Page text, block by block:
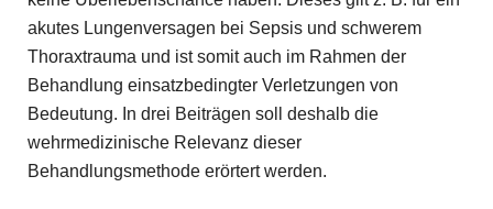
akutes Lungenversagen bei Sepsis und schwerem
Thoraxtrauma und ist somit auch im Rahmen der
Behandlung einsatzbedingter Verletzungen von
Bedeutung. In drei Beiträgen soll deshalb die
wehrmedizinische Relevanz dieser
Behandlungsmethode erörtert werden.